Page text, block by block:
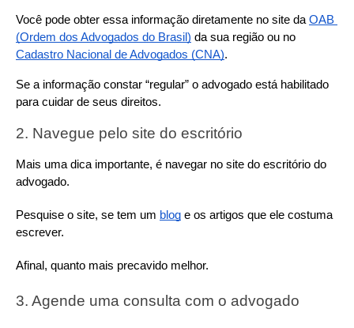
Você pode obter essa informação diretamente no site da OAB
(Ordem dos Advogados do Brasil)
Cadastro Nacional de Advogados (CNA).
Se a informação constar “regular” o advogado está habilitado
para cuidar de seus direitos.
2. Navegue pelo site do escritório
Mais uma dica importante, é navegar no site do escritório do
advogado.
Pesquise o site, se tem um blog e os artigos que ele costuma
escrever.
Afinal, quanto mais precavido melhor.
3. Agende uma consulta com o advogado